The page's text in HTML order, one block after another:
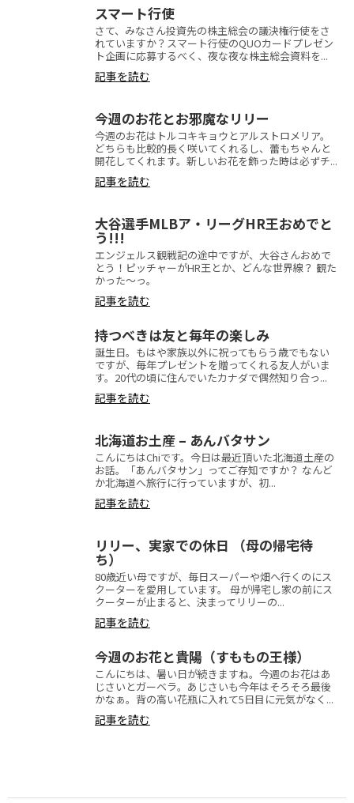
スマート行使
さて、みなさん投資先の株主総会の議決権行使をさ
れていますか？スマート行使のQUOカードプレゼン
ト企画に応募するべく、夜な夜な株主総会資料を...
記事を読む
今週のお花とお邪魔なリリー
今週のお花はトルコキキョウとアルストロメリア。
どちらも比較的長く咲いてくれるし、蕾もちゃんと
開花してくれます。新しいお花を飾った時は必ずチ...
記事を読む
大谷選手MLBア・リーグHR王おめでと
う!!!
エンジェルス観戦記の途中ですが、大谷さんおめで
とう！ピッチャーがHR王とか、どんな世界線？ 観た
かった〜っ。
記事を読む
持つべきは友と毎年の楽しみ
誕生日。もはや家族以外に祝ってもらう歳でもない
ですが、毎年プレゼントを贈ってくれる友人がいま
す。20代の頃に住んでいたカナダで偶然知り合っ...
記事を読む
北海道お土産 – あんバタサン
こんにちはChiです。今日は最近頂いた北海道土産の
お話。「あんバタサン」ってご存知ですか？ なんど
か北海道へ旅行に行っていますが、初...
記事を読む
リリー、実家での休日 （母の帰宅待
ち）
80歳近い母ですが、毎日スーパーや畑へ行くのにス
クーターを愛用しています。 母が帰宅し家の前にス
クーターが止まると、決まってリリーの...
記事を読む
今週のお花と貴陽（すももの王様）
こんにちは、暑い日が続きますね。今週のお花はあ
じさいとガーベラ。あじさいも今年はそろそろ最後
かなぁ。背の高い花瓶に入れて5日目に元気がなく...
記事を読む